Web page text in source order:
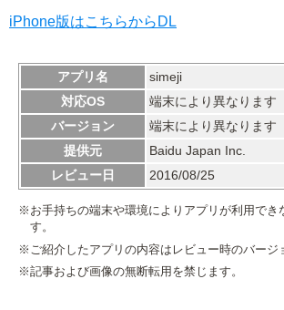
iPhone版はこちらからDL
アプリ名
simeji
対応OS
端末により異なります
バージョン
端末により異なります
提供元
Baidu Japan Inc.
レビュー日
2016/08/25
※お手持ちの端末や環境によりアプリが利用でき
す。
※ご紹介したアプリの内容はレビュー時のバージ
※記事および画像の無断転用を禁じます。